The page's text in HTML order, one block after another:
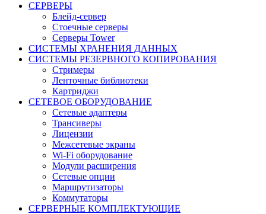
СЕРВЕРЫ
Блейд-сервер
Стоечные серверы
Серверы Tower
СИСТЕМЫ ХРАНЕНИЯ ДАННЫХ
СИСТЕМЫ РЕЗЕРВНОГО КОПИРОВАНИЯ
Стримеры
Ленточные библиотеки
Картриджи
СЕТЕВОЕ ОБОРУДОВАНИЕ
Сетевые адаптеры
Трансиверы
Лицензии
Межсетевые экраны
Wi-Fi оборудование
Модули расширения
Сетевые опции
Маршрутизаторы
Коммутаторы
СЕРВЕРНЫЕ КОМПЛЕКТУЮЩИЕ